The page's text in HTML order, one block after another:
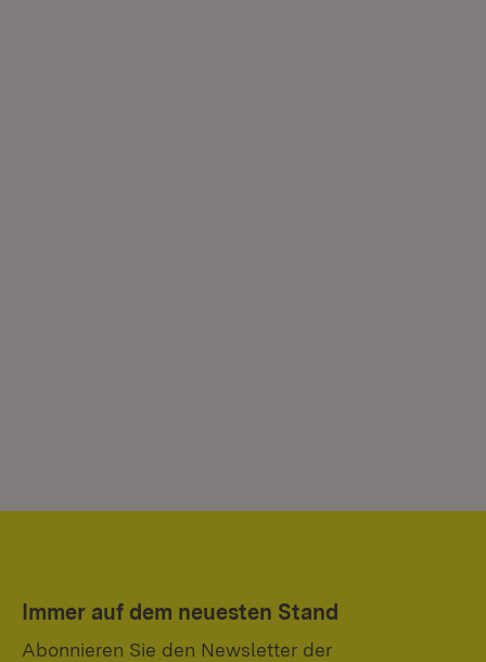
Immer auf dem neuesten Stand
Abonnieren Sie den Newsletter der